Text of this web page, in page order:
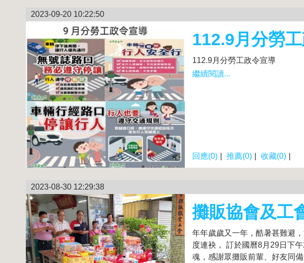
2023-09-20 10:22:50
112.9月分勞
112.9月分勞工政令宣導
繼續閱讀...
回應(0) 推薦(0) 收藏(0)
2023-08-30 12:29:38
攤販協會及工
年年歲歲又一年，酷暑甚難避
度連袂， 訂於國曆8月29日下
魂，感謝眾攤販前輩、好友同